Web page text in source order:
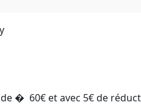
� 60€ et avec 5€ de